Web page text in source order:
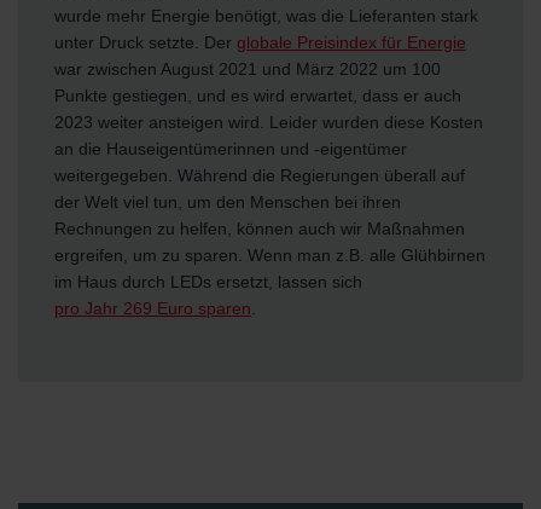
wurde mehr Energie benötigt, was die Lieferanten stark
unter Druck setzte. Der globale Preisindex für Energie
war zwischen August 2021 und März 2022 um 100
Punkte gestiegen, und es wird erwartet, dass er auch
2023 weiter ansteigen wird. Leider wurden diese Kosten
an die Hauseigentümerinnen und -eigentümer
weitergegeben. Während die Regierungen überall auf
der Welt viel tun, um den Menschen bei ihren
Rechnungen zu helfen, können auch wir Maßnahmen
ergreifen, um zu sparen. Wenn man z.B. alle Glühbirnen
im Haus durch LEDs ersetzt, lassen sich
pro Jahr 269 Euro sparen